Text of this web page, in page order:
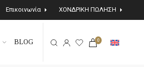
Επικοινωνία ΧΟΝΔΡΙΚΗ ΠΩΛΗΣΗ
BLOG 0